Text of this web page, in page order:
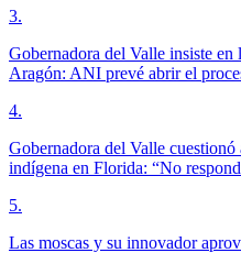
3.
Gobernadora del Valle insiste
Aragón: ANI prevé abrir el
4.
Gobernadora del Valle
indígena en Florida: “No
5.
Las moscas y su innovador